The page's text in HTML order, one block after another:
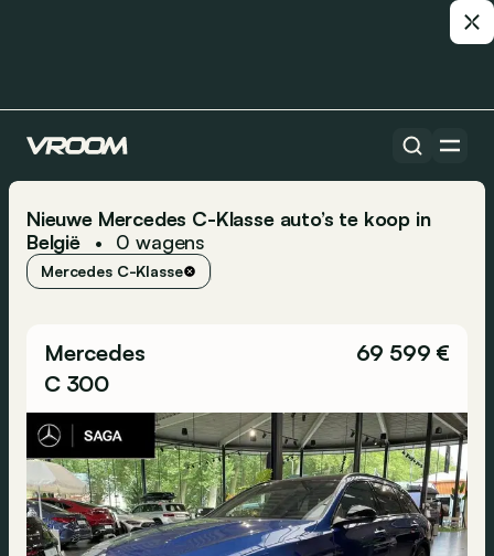
Nieuwe Mercedes C-Klasse auto’s te koop in
België
• 0 wagens
Mercedes C-Klasse
Mercedes
C 300
69 599 €